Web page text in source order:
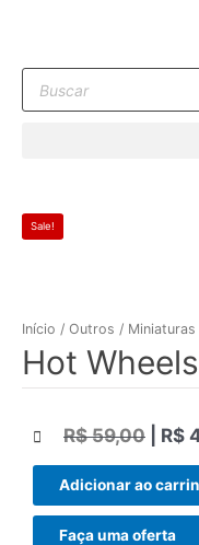
conteúdo
Pesquisar
produtos
Sale!
Início / Outros / Miniaturas
Hot
R$59,00 R$
Adicionar ao
Faça uma oferta